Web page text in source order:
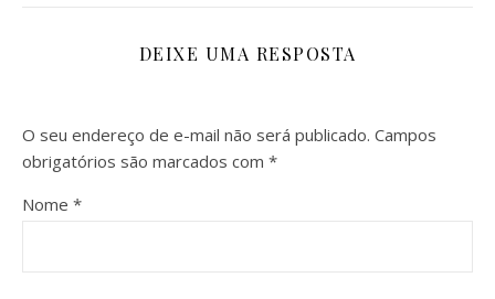
DEIXE UMA RESPOSTA
O seu endereço de e-mail não será publicado. Campos
obrigatórios são marcados com *
Nome *